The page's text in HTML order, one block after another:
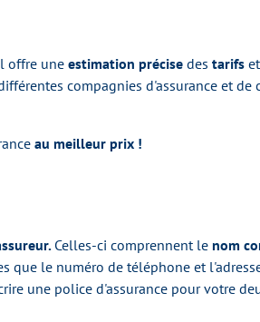
offre uneestimation précise des tarifs
compagnies d'assurance et de
au meilleur prix !
Celles-ci comprennent le nom
que le numéro de téléphone et
une police d'assurance pour votre